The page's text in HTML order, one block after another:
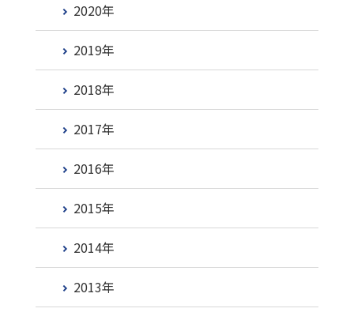
2020年
2019年
2018年
2017年
2016年
2015年
2014年
2013年